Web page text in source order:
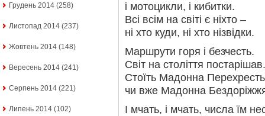
Грудень 2014 (258)
Листопад 2014 (237)
Жовтень 2014 (148)
Вересень 2014 (241)
Серпень 2014 (221)
Липень 2014 (102)
і мотоцикли, і кибитки.
Всі всім на світі є ніхто –
ні хто куди, ні хто нізвідки.
Маршрути горя і безчесть.
Світ на століття постарішав.
Стоїть Мадонна
чи вже Мадонна
І мчать, і мчать, числа їм